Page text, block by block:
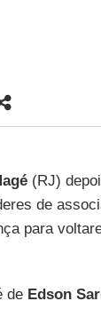
(RJ)
de
para
de Edson